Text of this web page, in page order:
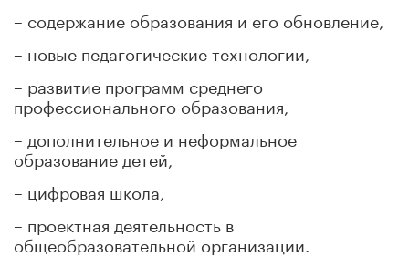
– содержание образования и его обновление,
– новые педагогические технологии,
– развитие программ среднего
профессионального образования,
– дополнительное и неформальное
образование детей,
– цифровая школа,
– проектная деятельность в
общеобразовательной организации.